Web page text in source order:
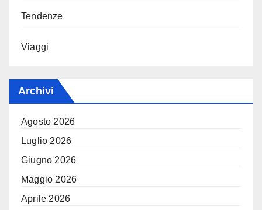
Tendenze
Viaggi
Archivi
Agosto 2026
Luglio 2026
Giugno 2026
Maggio 2026
Aprile 2026